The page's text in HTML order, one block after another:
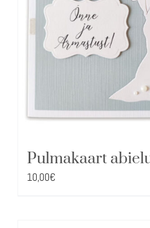
Pulmakaart
10,00€